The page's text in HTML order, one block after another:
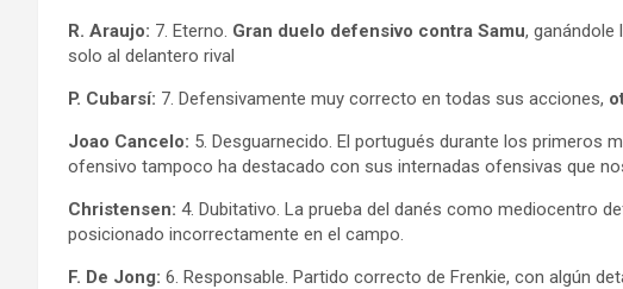
R. Araujo: 7. Eterno. Gran duelo defensivo contra Samu, ganándole
solo al delantero rival
P. Cubarsí: 7. Defensivamente muy correcto en todas sus acciones,
Joao Cancelo: 5. Desguarnecido. El portugués durante los primeros
ofensivo tampoco ha destacado con sus internadas ofensivas que
Christensen: 4. Dubitativo. La prueba del danés como mediocentro
posicionado incorrectamente en el campo.
F. De Jong: 6. Responsable. Partido correcto de Frenkie, con algún